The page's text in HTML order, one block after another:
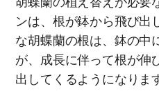
ンは、根が鉢から飛び出
な胡蝶蘭の根は、鉢の中
が、成長に伴って根が伸
出してくるようになりま